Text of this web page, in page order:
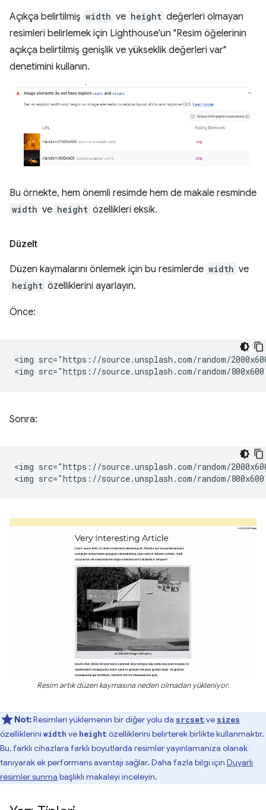
Açıkça belirtilmiş width ve height değerleri olmayan
resimleri belirlemek için Lighthouse'un "Resim öğelerinin
açıkça belirtilmiş genişlik ve yükseklik değerleri var"
denetimini kullanın.
Bu örnekte, hem önemli resimde hem de makale resminde
width ve height özellikleri eksik.
Düzelt
Düzen kaymalarını önlemek için bu resimlerde width ve
height özelliklerini ayarlayın.
Önce:
<img src="https://source.unsplash.com/random/
Sonra:
<img src="https://source.unsplash.com/random/
Resim artık düzen kaymasına neden olmadan yükleniyor.
Not:Resimleri yüklemenin bir diğer yolu da srcsetve sizes
özelliklerini width ve heightözelliklerini belirterek birlikte kullanmaktır.
Bu, farklı cihazlara farklı boyutlarda resimler yayınlamanıza olanak
tanıyarak ek performans avantajı sağlar. Daha fazla bilgi için Duyarlı
resimler sunma başlıklı makaleyi inceleyin.